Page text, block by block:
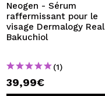
Neogen - Sérum
raffermissant pour le
visage Dermalogy Real
Bakuchiol
(1)
39,99€